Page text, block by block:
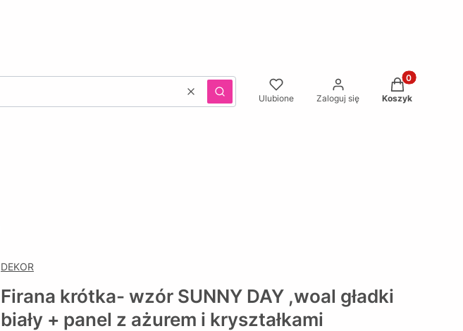
WyczyśćSzukaj Ulubione Zaloguj się
Produkty w
Koszyk
DEKOR
Firana krótka- wzór SUNNY DAY ,woal gładki
biały + panel z ażurem i kryształkami